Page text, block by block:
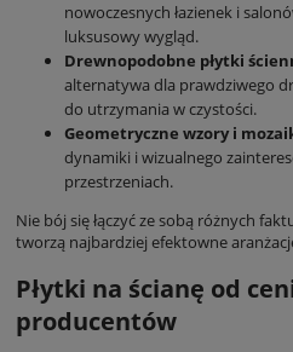
nowoczesnych łazienek i
luksusowy wygląd.
Drewnopodobne płytki
alternatywa dla prawdziwego
do utrzymania w czystości.
Geometryczne wzory i
dynamiki i wizualnego
przestrzeniach.
Nie bój się łączyć ze sobą różnych
tworzą najbardziej efektowne
Płytki na ścianę od
producentów